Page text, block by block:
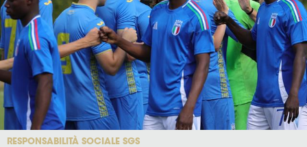
RESPONSABILITÀ SOCIALE SGS